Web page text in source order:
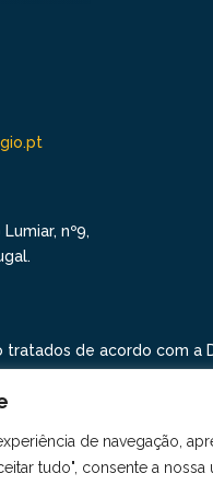
de navegação,
tudo", consente a nossa
nº9,
tratados de acordo com
de Portugal.